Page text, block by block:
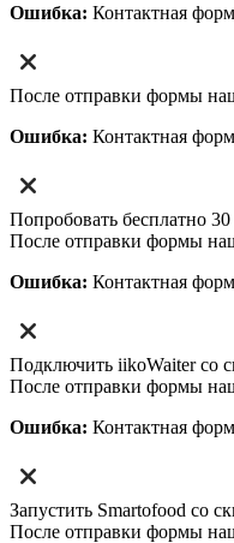
Ошибка: Контактная
После отправки формы
Ошибка: Контактная
Попробовать бесплатно
После отправки формы
Ошибка: Контактная
Подключить iikoWaiter со
После отправки формы
Ошибка: Контактная
Запустить Smartofood со
После отправки формы